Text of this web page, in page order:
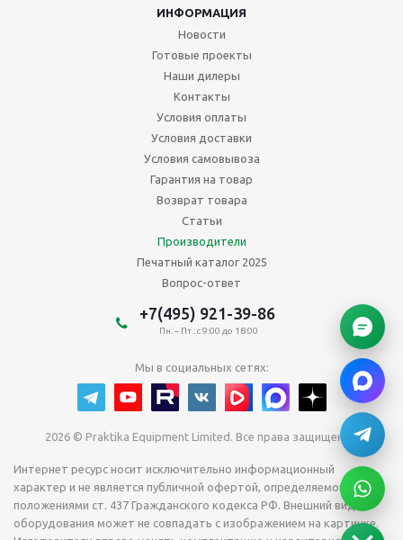
ИНФОРМАЦИЯ
Новости
Готовые проекты
Наши дилеры
Контакты
Условия оплаты
Условия доставки
Условия самовывоза
Гарантия на товар
Возврат товара
Статьи
Производители
Печатный каталог 2025
Вопрос-ответ
+7(495) 921-39-86
Пн. – Пт.: с 9:00 до 18:00
Мы в социальных сетях:
2026 © Praktika Equipment Limited. Все права защищены.
Интернет ресурс носит исключительно информационный
характер и не является публичной офертой, определяемой
положениями ст. 437 Гражданского кодекса РФ. Внешний вид
оборудования может не совпадать с изображением на картинке.